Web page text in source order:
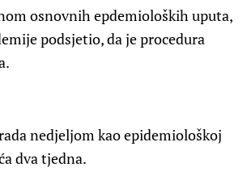
osnovnih epdemioloških uputa,
podsjetio, da je procedura
nedjeljom kao epidemiološkoj
dva tjedna.